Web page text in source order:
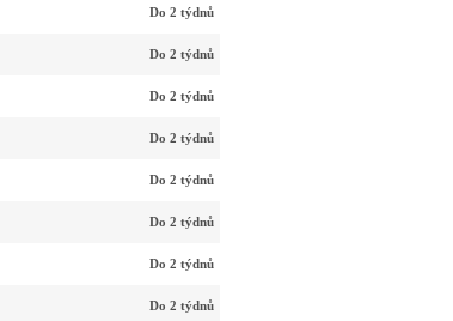
Do 2 týdnů
Do 2 týdnů
Do 2 týdnů
Do 2 týdnů
Do 2 týdnů
Do 2 týdnů
Do 2 týdnů
Do 2 týdnů